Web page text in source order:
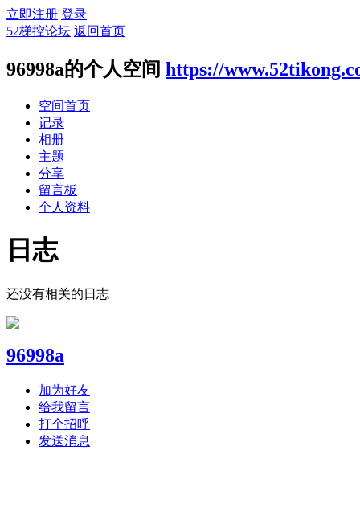
立即注册 登录
52梯控论坛 返回首页
96998a的个人空间 https://
空间首页
记录
相册
主题
分享
留言板
个人资料
日志
还没有相关的日志
96998a
加为好友
给我留言
打个招呼
发送消息